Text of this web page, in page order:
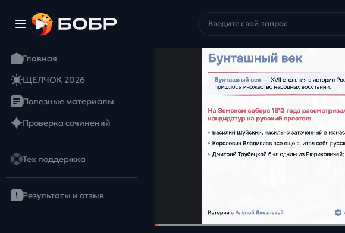
Главная
ЩЕЛЧОК 2026
Полезные материалы
Проверка сочинений
Тех поддержка
Результаты и отзыв